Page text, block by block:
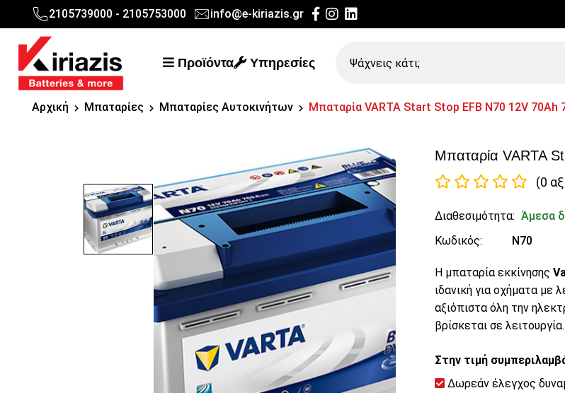
2105739000 - 2105753000 info@e-kiriazis.gr
Προϊόντα Υπηρεσίες
κάτι;
Αρχική Μπαταρίες Μπαταρίες Αυτοκινήτων Μπαταρία VARTA Start Stop EFB N70 12V 70Ah
Μπαταρία VARTA
(0
Διαθεσιμότητα: Άμεσα
Κωδικός:
N70
Η μπαταρία εκκίνησης
ιδανική για οχήματα με
αξιόπιστα όλη την
βρίσκεται σε λειτουργία.
Στην τιμή
Δωρεάν έλεγχος